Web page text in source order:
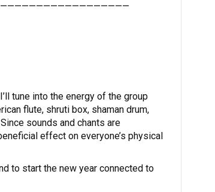
tune into the energy of the group
flute, shruti box, shaman drum,
sounds and chants are
effect on everyone’s physical
to start the new year connected to